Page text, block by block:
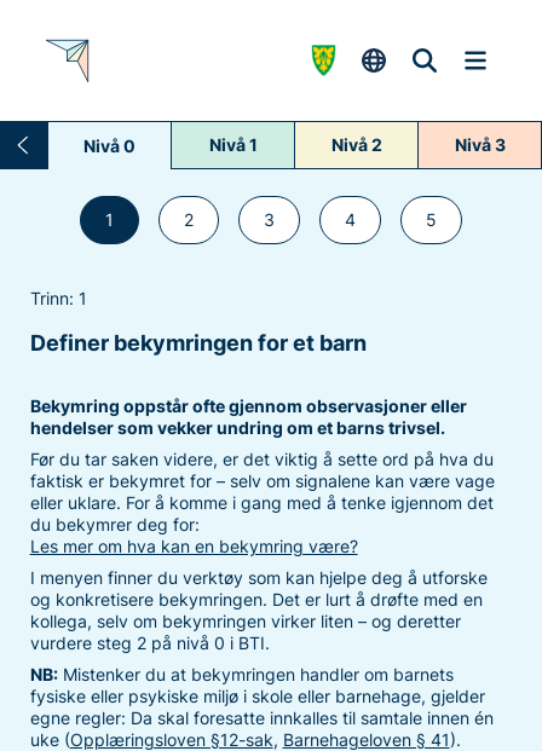
Nivå 0 Nivå 1 Nivå 2 Nivå 3
1 2 3 4 5
Trinn: 1
Definer bekymringen for et barn
Bekymring oppstår ofte gjennom observasjoner eller
hendelser som vekker undring om et barns trivsel.
Før du tar saken videre, er det viktig å sette ord på hva du
faktisk er bekymret for – selv om signalene kan være vage
eller uklare. For å komme i gang med å tenke igjennom det
du bekymrer deg for:
Les mer om hva kan en bekymring være?
I menyen finner du verktøy som kan hjelpe deg å utforske
og konkretisere bekymringen. Det er lurt å drøfte med en
kollega, selv om bekymringen virker liten – og deretter
vurdere steg 2 på nivå 0 i BTI.
NB:Mistenker du at bekymringen handler om barnets
fysiske eller psykiske miljø i skole eller barnehage, gjelder
egne regler: Da skal foresatte innkalles til samtale innen én
uke (Opplæringsloven §12-sak, Barnehageloven § 41).